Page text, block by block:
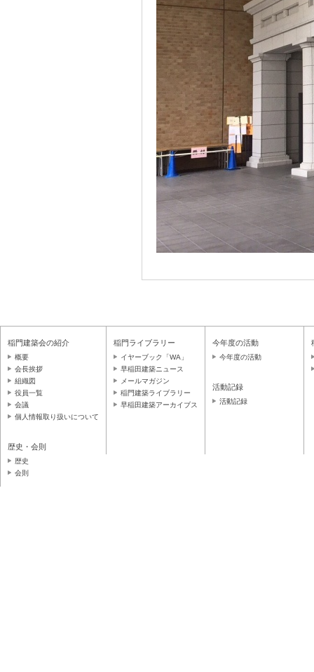
稲門建築会の紹介
概要
会長挨拶
組織図
役員一覧
会議
個人情報取り扱いについて
歴史・会則
歴史
会則
稲門ライブラリー
イヤーブック「WA」
早稲田建築ニュース
メールマガジン
稲門建築ライブラリー
早稲田建築アーカイブス
今年度の活動
今年度の活動
活動記録
活動記録